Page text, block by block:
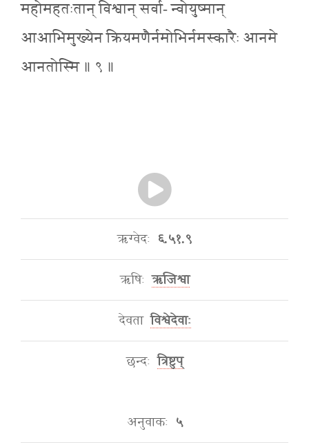
महोमहतःतान् विश्वान् सर्वा- न्वोयुष्मान्
आआभिमुख्येन क्रियमणैर्नमोभिर्नमस्कारैः आनमे
आनतोस्मि ॥ ९ ॥
ऋग्वेदः ६.५१.९
ऋषिः ऋजिश्वा
देवता विश्वेदेवाः
छन्दः त्रिष्टुप्
अनुवाकः ५